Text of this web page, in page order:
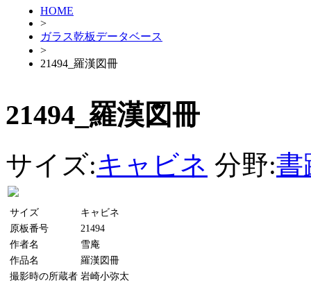
HOME
>
ガラス乾板データベース
>
21494_羅漢図冊
21494_羅漢図冊
サイズ:キャビネ 分野:書
サイズ
キャビネ
原板番号
21494
作者名
雪庵
作品名
羅漢図冊
撮影時の所蔵者 岩崎小弥太